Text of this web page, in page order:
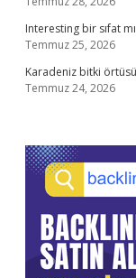
Interesting bir sıfat
Temmuz 25, 2026
Karadeniz bitki
Temmuz 24, 2026